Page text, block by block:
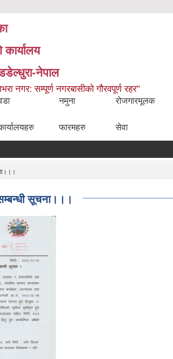
कार्यालय
नेपाल
नगर: सम्पूर्ण नगरबासीको गौरवपूर्ण रहर"
नमुना
फारमहरु
रोजगारमूलक
सेवा
सूचना।।।